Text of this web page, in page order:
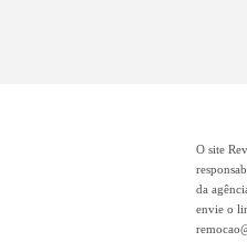
O site
da
envie o